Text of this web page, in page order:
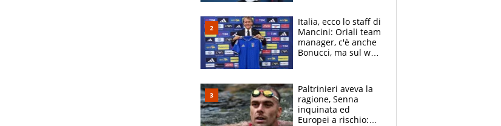
felice del mio livello"
Italia, ecco lo staff di
Mancini: Oriali team
manager, c'è anche
Bonucci, ma sul web
Paltrinieri aveva la
ragione, Senna
inquinata ed
Europei a rischio: